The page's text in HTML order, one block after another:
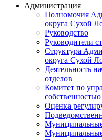
Администрация
Полномочия
округа Сухой
Руководство
Руководители
Структура
округа Сухой
Деятельность
отделов
Комитет по
собственностью
Оценка